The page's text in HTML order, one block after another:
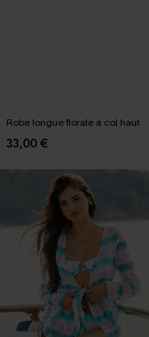
Robe longue florale à col haut
33,00 €